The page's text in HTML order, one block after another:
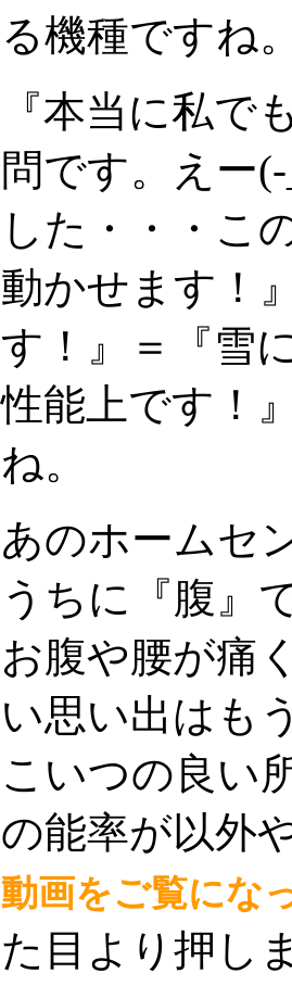
る機種ですね
『本当に私で
問です。えー
した・・・こ
動かせます！
す！』＝『雪
性能上です！
ね。
あのホームセ
うちに『腹』
お腹や腰が痛
い思い出はも
こいつの良い
の能率が以外
動画をご覧にな
た目より押し